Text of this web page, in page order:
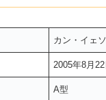
カン・イェ
2005年8月22
A型